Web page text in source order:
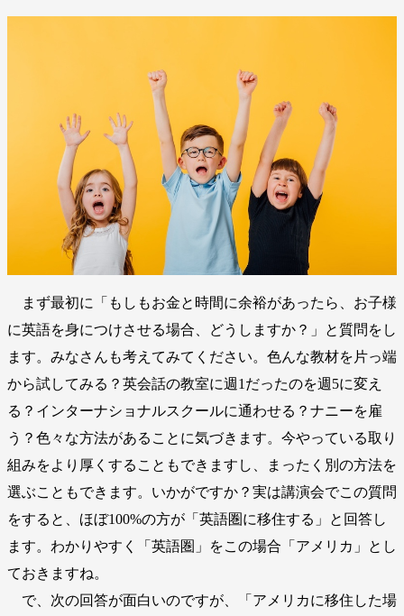
まず最初に「もしもお金と時間に余裕があったら、お子様
に英語を身につけさせる場合、どうしますか？」と質問をし
ます。みなさんも考えてみてください。色んな教材を片っ端
から試してみる？英会話の教室に週1だったのを週5に変え
る？インターナショナルスクールに通わせる？ナニーを雇
う？色々な方法があることに気づきます。今やっている取り
組みをより厚くすることもできますし、まったく別の方法を
選ぶこともできます。いかがですか？実は講演会でこの質問
をすると、ほぼ100%の方が「英語圏に移住する」と回答し
ます。わかりやすく「英語圏」をこの場合「アメリカ」とし
ておきますね。
で、次の回答が面白いのですが、「アメリカに移住した場